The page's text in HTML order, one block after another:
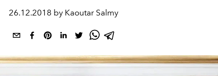
26.12.2018 by Kaoutar Salmy